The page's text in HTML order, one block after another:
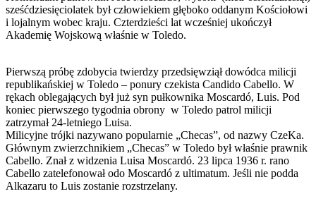
sześćdziesięciolatek był człowiekiem głęboko oddanym Kościołowi
i lojalnym wobec kraju. Czterdzieści lat wcześniej ukończył
Akademię Wojskową właśnie w Toledo.
Pierwszą próbę zdobycia twierdzy przedsięwziął dowódca milicji
republikańskiej w Toledo – ponury czekista Candido Cabello. W
rękach oblegających był już syn pułkownika Moscardó, Luis. Pod
koniec pierwszego tygodnia obrony w Toledo patrol milicji
zatrzymał 24-letniego Luisa.
Milicyjne trójki nazywano popularnie „Checas”, od nazwy CzeKa.
Głównym zwierzchnikiem „Checas” w Toledo był właśnie prawnik
Cabello. Znał z widzenia Luisa Moscardó. 23 lipca 1936 r. rano
Cabello zatelefonował odo Moscardó z ultimatum. Jeśli nie podda
Alkazaru to Luis zostanie rozstrzelany.